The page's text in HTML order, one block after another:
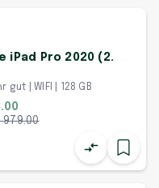
iPad Pro 2020 (2.
gut | WIFI | 128 GB
979.00